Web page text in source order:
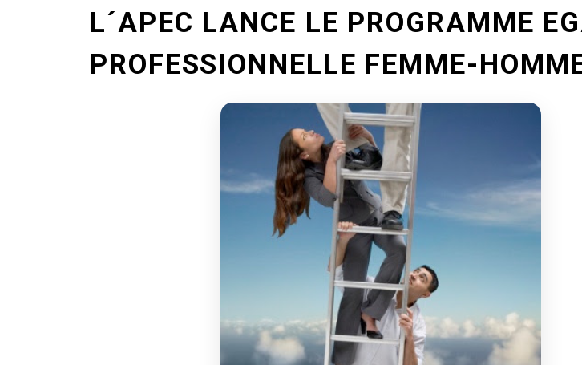
L´APEC LANCE LE PROGRAMME
PROFESSIONNELLE FEMME-